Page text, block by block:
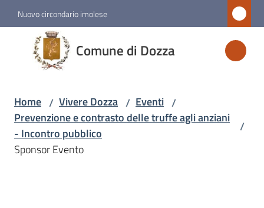
Vai al contenuto
Vai alla navigazione
Vai al footer
Nuovo circondario imolese
Comune di Dozza
Comune
di
Dozza
Amministrazione
Home / Vivere Dozza / Eventi /
Prevenzione e contrasto delle truffe agli anziani
- Incontro pubblico
/
Sponsor Evento